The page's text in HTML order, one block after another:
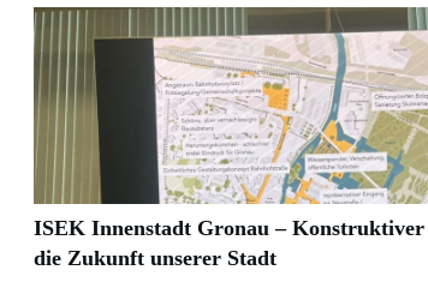
ISEK Innenstadt Gronau –
die Zukunft unserer Stadt